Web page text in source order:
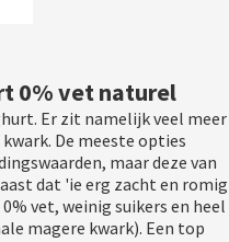
0% vet naturel
Er zit namelijk veel meer
De meeste opties
maar deze van
dat 'ie erg zacht en romig
vet, weinig suikers en heel
magere kwark). Een top